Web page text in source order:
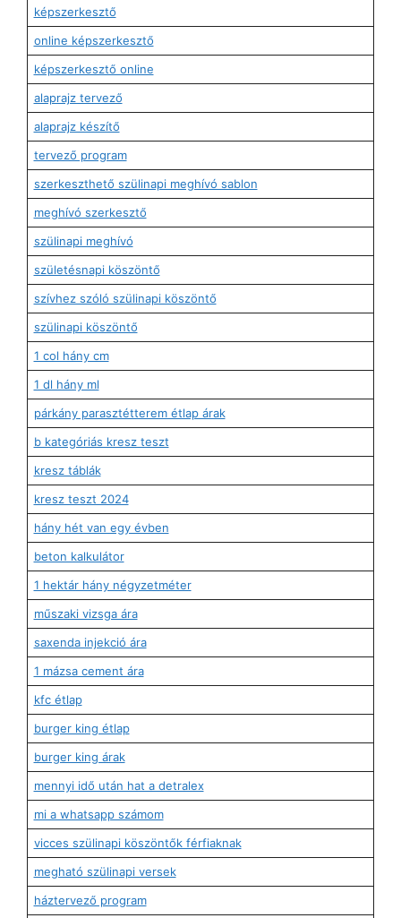
képszerkesztő
online képszerkesztő
képszerkesztő online
alaprajz tervező
alaprajz készítő
tervező program
szerkeszthető szülinapi meghívó sablon
meghívó szerkesztő
szülinapi meghívó
születésnapi köszöntő
szívhez szóló szülinapi köszöntő
szülinapi köszöntő
1 col hány cm
1 dl hány ml
párkány parasztétterem étlap árak
b kategóriás kresz teszt
kresz táblák
kresz teszt 2024
hány hét van egy évben
beton kalkulátor
1 hektár hány négyzetméter
műszaki vizsga ára
saxenda injekció ára
1 mázsa cement ára
kfc étlap
burger king étlap
burger king árak
mennyi idő után hat a detralex
mi a whatsapp számom
vicces szülinapi köszöntők férfiaknak
megható szülinapi versek
háztervező program